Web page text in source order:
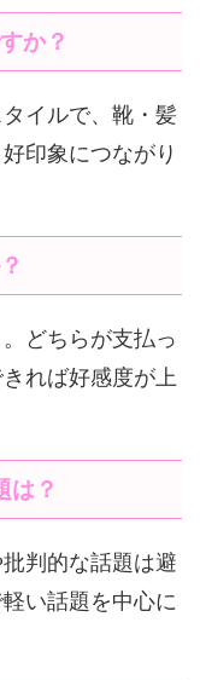
か？
イルで、靴・髪
印象につながり
どちらが支払っ
れば好感度が上
は？
判的な話題は避
い話題を中心に